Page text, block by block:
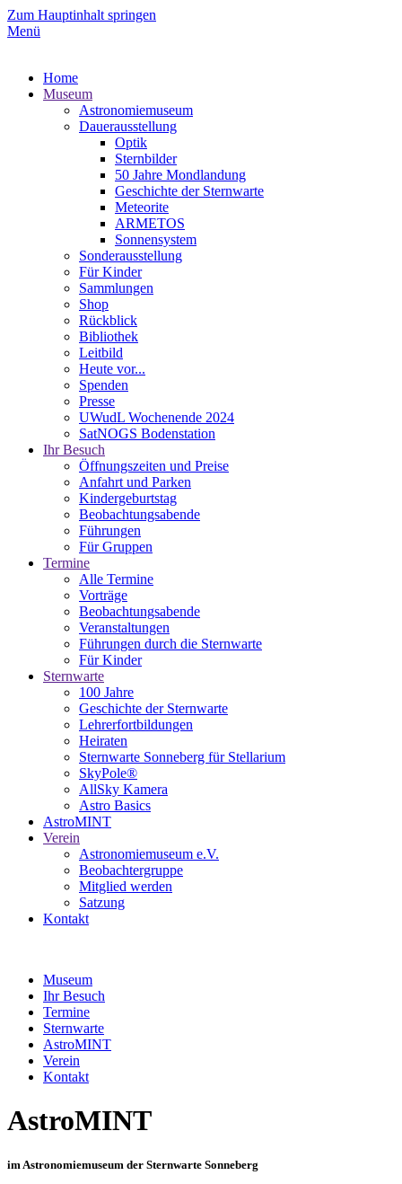
Zum Hauptinhalt springen
Menü
Home
Museum
Astronomiemuseum
Dauerausstellung
Optik
Sternbilder
50 Jahre Mondlandung
Geschichte der Sternwarte
Meteorite
ARMETOS
Sonnensystem
Sonderausstellung
Für Kinder
Sammlungen
Shop
Rückblick
Bibliothek
Leitbild
Heute vor...
Spenden
Presse
UWudL Wochenende 2024
SatNOGS Bodenstation
Ihr Besuch
Öffnungszeiten und Preise
Anfahrt und Parken
Kindergeburtstag
Beobachtungsabende
Führungen
Für Gruppen
Termine
Alle Termine
Vorträge
Beobachtungsabende
Veranstaltungen
Führungen durch die Sternwarte
Für Kinder
Sternwarte
100 Jahre
Geschichte der Sternwarte
Lehrerfortbildungen
Heiraten
Sternwarte Sonneberg für Stellarium
SkyPole®
AllSky Kamera
Astro Basics
AstroMINT
Verein
Astronomiemuseum e.V.
Beobachtergruppe
Mitglied werden
Satzung
Kontakt
Museum
Ihr Besuch
Termine
Sternwarte
AstroMINT
Verein
Kontakt
AstroMINT
im Astronomiemuseum der Sternwarte Sonneberg